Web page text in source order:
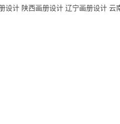
设计 陕西画册设计 辽宁画册设计 云